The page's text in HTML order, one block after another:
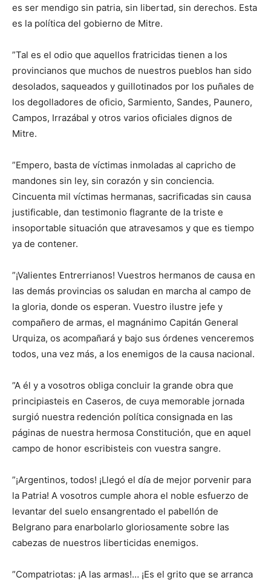
es ser mendigo sin patria, sin libertad, sin derechos. Esta
es la política del gobierno de Mitre.
”Tal es el odio que aquellos fratricidas tienen a los
provincianos que muchos de nuestros pueblos han sido
desolados, saqueados y guillotinados por los puñales de
los degolladores de oficio, Sarmiento, Sandes, Paunero,
Campos, Irrazábal y otros varios oficiales dignos de
Mitre.
”Empero, basta de víctimas inmoladas al capricho de
mandones sin ley, sin corazón y sin conciencia.
Cincuenta mil víctimas hermanas, sacrificadas sin causa
justificable, dan testimonio flagrante de la triste e
insoportable situación que atravesamos y que es tiempo
ya de contener.
”¡Valientes Entrerrianos! Vuestros hermanos de causa en
las demás provincias os saludan en marcha al campo de
la gloria, donde os esperan. Vuestro ilustre jefe y
compañero de armas, el magnánimo Capitán General
Urquiza, os acompañará y bajo sus órdenes venceremos
todos, una vez más, a los enemigos de la causa nacional.
”A él y a vosotros obliga concluir la grande obra que
principiasteis en Caseros, de cuya memorable jornada
surgió nuestra redención política consignada en las
páginas de nuestra hermosa Constitución, que en aquel
campo de honor escribisteis con vuestra sangre.
”¡Argentinos, todos! ¡Llegó el día de mejor porvenir para
la Patria! A vosotros cumple ahora el noble esfuerzo de
levantar del suelo ensangrentado el pabellón de
Belgrano para enarbolarlo gloriosamente sobre las
cabezas de nuestros liberticidas enemigos.
”Compatriotas: ¡A las armas!… ¡Es el grito que se arranca